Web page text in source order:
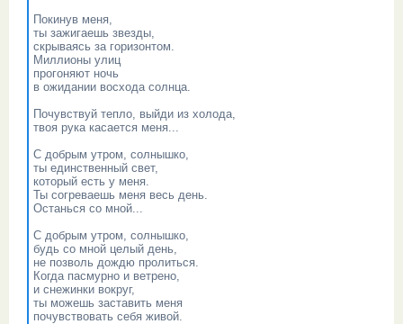
Покинув меня,
ты зажигаешь звезды,
скрываясь за горизонтом.
Миллионы улиц
прогоняют ночь
в ожидании восхода солнца.
Почувствуй тепло, выйди из холода,
твоя рука касается меня...
С добрым утром, солнышко,
ты единственный свет,
который есть у меня.
Ты согреваешь меня весь день.
Останься со мной...
С добрым утром, солнышко,
будь со мной целый день,
не позволь дождю пролиться.
Когда пасмурно и ветрено,
и снежинки вокруг,
ты можешь заставить меня
почувствовать себя живой.